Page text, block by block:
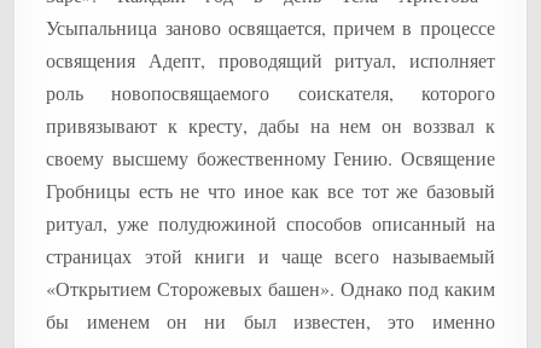
Усыпальница заново освящается, причем в процессе
освящения Адепт, проводящий ритуал, исполняет
роль новопосвящаемого соискателя, которого
привязывают к кресту, дабы на нем он воззвал к
своему высшему божественному Гению. Освящение
Гробницы есть не что иное как все тот же базовый
ритуал, уже полудюжиной способов описанный на
страницах этой книги и чаще всего называемый
«Открытием Сторожевых башен». Однако под каким
бы именем он ни был известен, это именно